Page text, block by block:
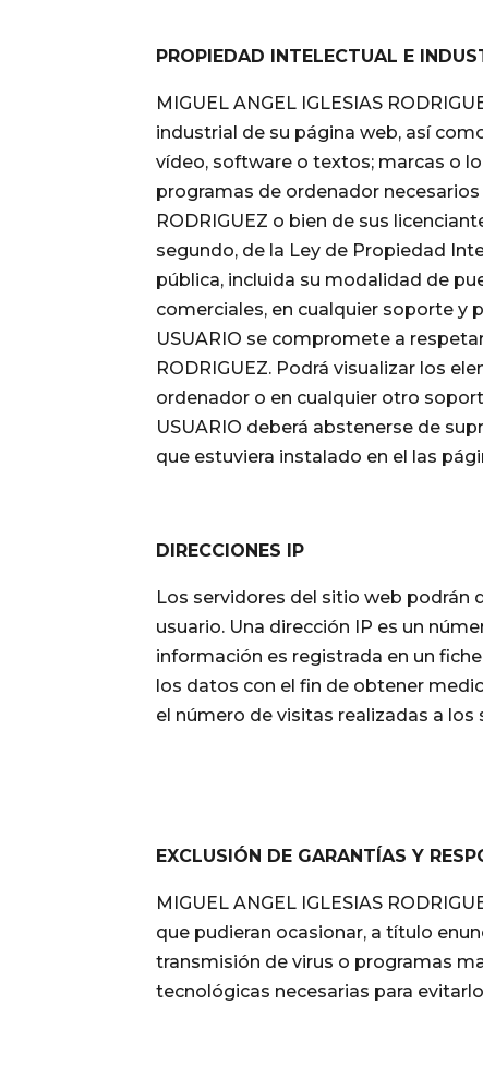
PROPIEDAD INTELECTUAL E
MIGUEL ANGEL IGLESIAS
industrial de su página web, así
vídeo, software o textos; marcas o
programas de ordenador necesarios
RODRIGUEZ o bien de sus
segundo, de la Ley de Propiedad
pública, incluida su modalidad de
comerciales, en cualquier soporte y
USUARIO se compromete a
RODRIGUEZ. Podrá visualizar los
ordenador o en cualquier otro
USUARIO deberá abstenerse de
que estuviera instalado en el las
DIRECCIONES IP
Los servidores del sitio web podrán
usuario. Una dirección IP es un
información es registrada en un
los datos con el fin de obtener
el número de visitas realizadas a
EXCLUSIÓN DE GARANTÍAS Y
MIGUEL ANGEL IGLESIAS
que pudieran ocasionar, a título
transmisión de virus o programas
tecnológicas necesarias para